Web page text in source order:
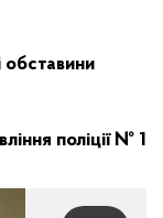
обставини
поліції № 1